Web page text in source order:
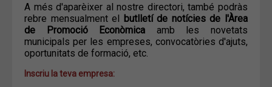
A més d'aparèixer al nostre directori, també podràs
rebre mensualment el butlletí de notícies de l'Àrea
de Promoció Econòmica amb les novetats
municipals per les empreses, convocatòries d'ajuts,
oportunitats de formació, etc.
Inscriu la teva empresa: